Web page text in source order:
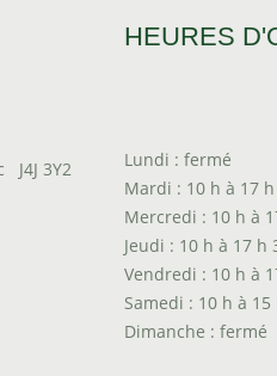
J4J 3Y2
HEURES
Lundi : fermé
Mardi : 10 h à 17 h
Mercredi : 10 h à
Jeudi : 10 h à 17 h
Vendredi : 10 h à
Samedi : 10 h à 15
Dimanche : fermé